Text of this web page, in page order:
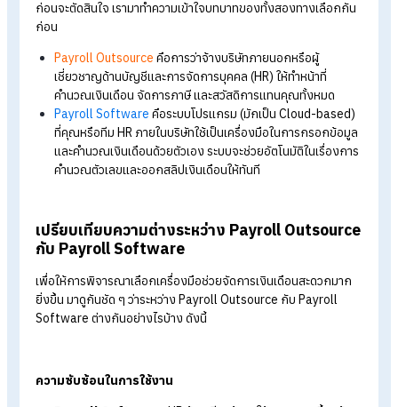
Payroll Outsource vs Payroll Software เลือกแบบไหนที่ใช่สำหรับ
ทำความรู้จักกับ Payroll Outsource กับ Payroll Software คืออะไร
Checklist ธุรกิจแบบไหนเหมาะกับอะไร?
สรุป Payroll Outsource กับ Payroll Software ธุรกิจคุณเหมาะกับ
อะไร
FAQ: คำถามที่พบบ่อยเกี่ยวกับ Payroll Outsource และ Payroll
Software
Payroll Software คืออะไร
ก่อนจะตัดสินใจ เรามาทำความเข้าใจบทบาทของทั้งสองทางเลือก
ก่อน
คำนวณเงินเดือน จัดการภาษี และสวัสดิการแทนคุณทั้งหมด